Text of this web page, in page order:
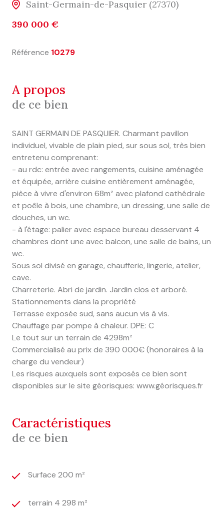
Saint-Germain-de-Pasquier (27370)
390 000 €
Référence 10279
a propos
de ce bien
SAINT GERMAIN DE PASQUIER. Charmant pavillon
individuel, vivable de plain pied, sur sous sol, très bien
entretenu comprenant:
- au rdc: entrée avec rangements, cuisine aménagée
et équipée, arrière cuisine entièrement aménagée,
pièce à vivre d'environ 68m² avec plafond cathédrale
et poêle à bois, une chambre, un dressing, une salle de
douches, un wc.
- à l'étage: palier avec espace bureau desservant 4
chambres dont une avec balcon, une salle de bains, un
wc.
Sous sol divisé en garage, chaufferie, lingerie, atelier,
cave.
Charreterie. Abri de jardin. Jardin clos et arboré.
Stationnements dans la propriété
Terrasse exposée sud, sans aucun vis à vis.
Chauffage par pompe à chaleur. DPE: C
Le tout sur un terrain de 4298m²
Commercialisé au prix de 390 000€ (honoraires à la
charge du vendeur)
Les risques auxquels sont exposés ce bien sont
disponibles sur le site géorisques: www.géorisques.fr
caractéristiques
de ce bien
Surface 200 m²
terrain 4 298 m²